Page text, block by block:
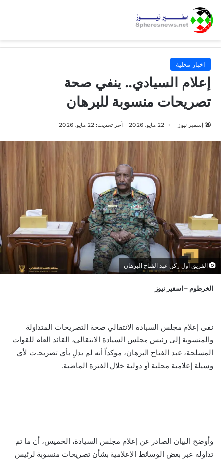
اخبار محلية
إعلام السيادي.. ينفي صحة
تصريحات منسوبة للبرهان
إسفير نيوز 22 مايو، 2026 آخر تحديث: 22 مايو، 2026
الفريق أول ركن عبد الفتاح البرهان
الخرطوم – اسفير نيوز
نفى إعلام مجلس السيادة الانتقالي صحة التصريحات المتداولة
والمنسوبة إلى رئيس مجلس السيادة الانتقالي، القائد العام للقوات
المسلحة، عبد الفتاح البرهان، مؤكداً أنه لم يدلِ بأي تصريحات لأي
وسيلة إعلامية محلية أو دولية خلال الفترة الماضية.
وأوضح البيان الصادر عن إعلام مجلس السيادة، الخميس، أن ما تم
تداوله عبر بعض الوسائط الإعلامية بشأن تصريحات منسوبة لرئيس